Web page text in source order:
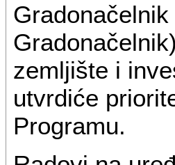
zemljište i
utvrdiće
Programu.